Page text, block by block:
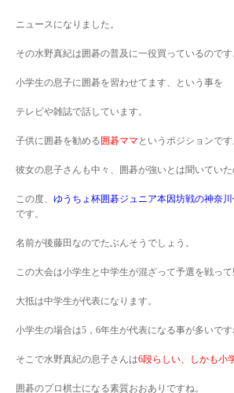
ニュースになりました。
その水野真紀は囲碁の普及に一役買っているのです
小学生の息子に囲碁を習わせてます、という事を
テレビや雑誌で話しています。
子供に囲碁を勧める囲碁ママ というポジションです
彼女の息子さんも中々、囲碁が強いとは聞いていた
この度、 ゆうちょ杯囲碁ジュニア本因坊戦の神奈
です。
名前が後藤田なのでたぶんそうでしょう。
この大会は小学生と中学生が混ざって予選を戦っ
大抵は中学生が代表になります。
小学生の場合は5，6年生が代表になる事が多いです
そこで水野真紀の息子さんは6段らしい、しかも小
囲碁のプロ棋士になる素質おおありですね。